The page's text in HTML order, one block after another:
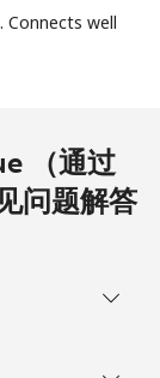
well
（通过
问题解答